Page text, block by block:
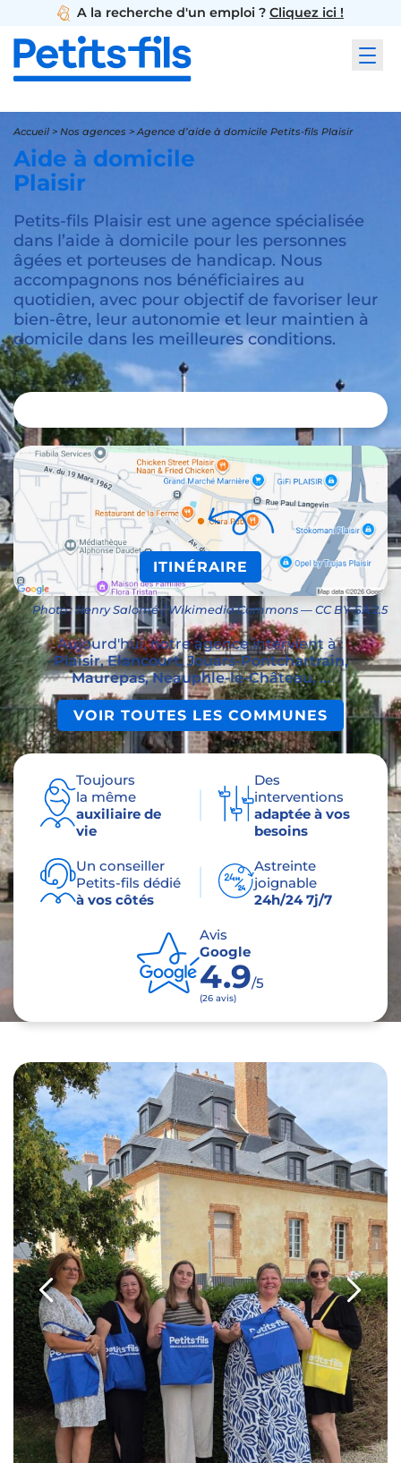
A la recherche d'un emploi ? Cliquez ici !
Accueil > Nos agences >Agence d’aide à domicile Petits-fils Plaisir
Aide à domicile
Plaisir
Petits-fils Plaisir est une agence spécialisée
dans l’aide à domicile pour les personnes
âgées et porteuses de handicap. Nous
accompagnons nos bénéficiaires au
quotidien, avec pour objectif de favoriser leur
bien-être, leur autonomie et leur maintien à
domicile dans les meilleures conditions.
ITINÉRAIRE
Photo : ℍenry Salomé / Wikimedia Commons — CC BY-SA 2.5
Aujourd'hui, notre agence intervient à :
Plaisir, Elancourt, Jouars-Pontchartrain,
Maurepas, Neauphle-le-Château, ...
VOIR TOUTES LES COMMUNES
Toujours
la même
auxiliaire de
vie
Des
interventions
adaptée à vos
besoins
Un conseiller
Petits-fils dédié
à vos côtés
Astreinte
joignable
24h/24 7j/7
Avis
Google
4.9/5
(26 avis)